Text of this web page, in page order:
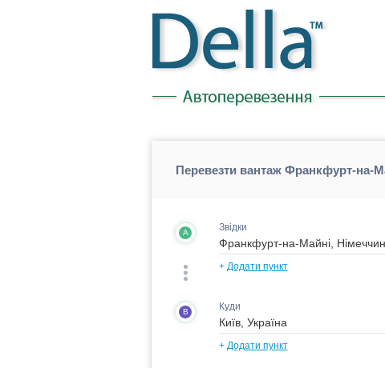
Перевезти вантаж Франкфурт-на-
A Звідки
+ Додати пункт
B Куди
+ Додати пункт